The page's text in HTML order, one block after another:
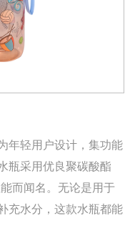
年轻用户设计，集功能
瓶采用优良聚碳酸酯
而闻名。无论是用于
充水分，这款水瓶都能